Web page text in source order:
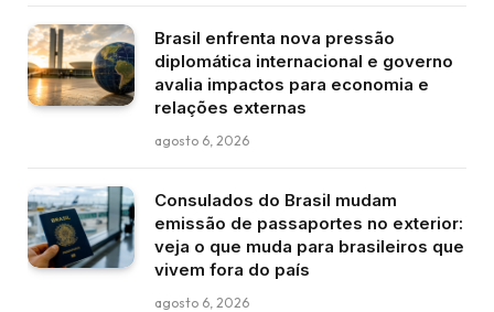
Brasil enfrenta nova pressão
diplomática internacional e governo
avalia impactos para economia e
relações externas
agosto 6, 2026
Consulados do Brasil mudam
emissão de passaportes no exterior:
veja o que muda para brasileiros que
vivem fora do país
agosto 6, 2026